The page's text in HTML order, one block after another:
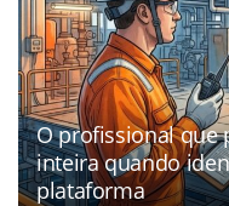
O profissional que
inteira quando
plataforma